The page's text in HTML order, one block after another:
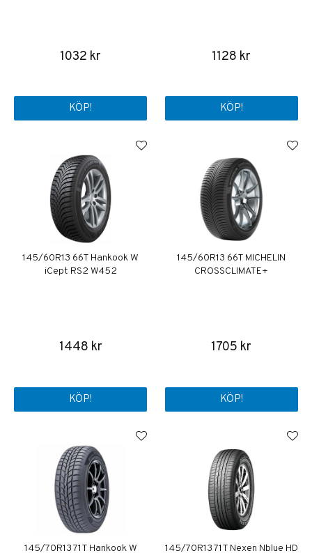
1032 kr
KÖP!
1128 kr
KÖP!
145/60R13 66T Hankook W
iCept RS2 W452
1448 kr
KÖP!
145/60R13 66T MICHELIN
CROSSCLIMATE+
1705 kr
KÖP!
145/70R13 71T Hankook W 145/70R13 71T Nexen Nblue HD